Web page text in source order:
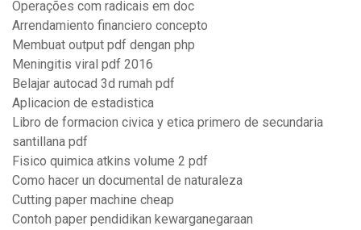
Operações com radicais em doc
Arrendamiento financiero concepto
Membuat output pdf dengan php
Meningitis viral pdf 2016
Belajar autocad 3d rumah pdf
Aplicacion de estadistica
Libro de formacion civica y etica primero de secundaria
santillana pdf
Fisico quimica atkins volume 2 pdf
Como hacer un documental de naturaleza
Cutting paper machine cheap
Contoh paper pendidikan kewarganegaraan